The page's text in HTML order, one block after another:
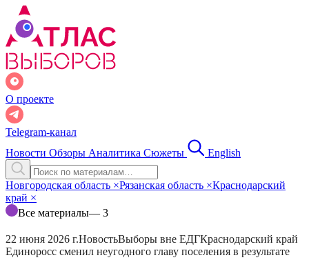
О проекте
Telegram-канал
Новости Обзоры Аналитика Сюжеты English
Новгородская область ×Рязанская область ×Краснодарский
край ×
Все материалы— 3
22 июня 2026 г.НовостьВыборы вне ЕДГКраснодарский край
Единоросс сменил неугодного главу поселения в результате